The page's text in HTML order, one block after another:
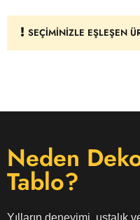
SEÇIMINIZLE EŞLEŞEN
Neden
Tablo?
Yılların deneyimi, ustalık